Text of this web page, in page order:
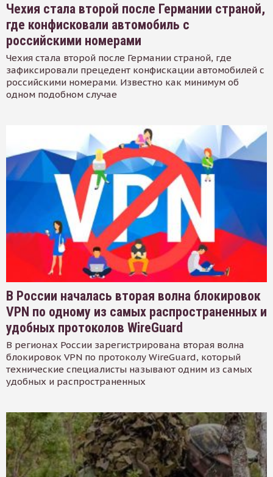
Чехия стала второй после Германии страной,
где конфисковали автомобиль с
российскими номерами
Чехия стала второй после Германии страной, где
зафиксировали прецедент конфискации автомобилей с
российскими номерами. Известно как минимум об
одном подобном случае
В России началась вторая волна блокировок
VPN по одному из самых распространенных и
удобных протоколов WireGuard
В регионах России зарегистрирована вторая волна
блокировок VPN по протоколу WireGuard, который
технические специалисты называют одним из самых
удобных и распространенных